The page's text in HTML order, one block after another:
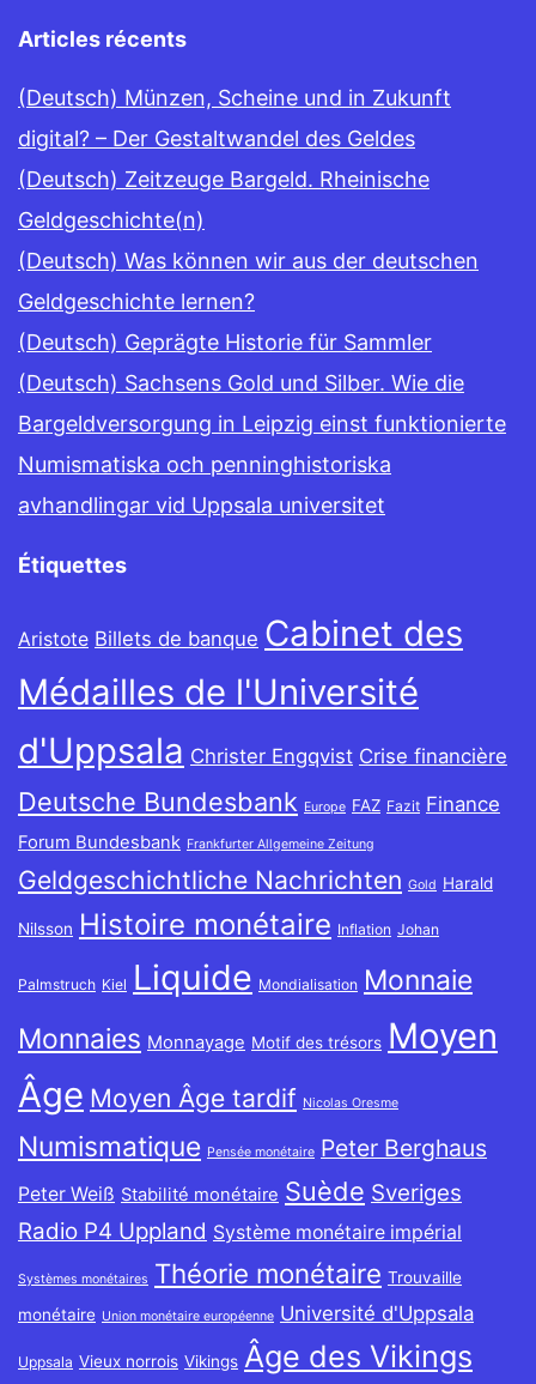
Articles récents
(Deutsch) Münzen, Scheine und in Zukunft
digital? – Der Gestaltwandel des Geldes
(Deutsch) Zeitzeuge Bargeld. Rheinische
Geldgeschichte(n)
(Deutsch) Was können wir aus der deutschen
Geldgeschichte lernen?
(Deutsch) Geprägte Historie für Sammler
(Deutsch) Sachsens Gold und Silber. Wie die
Bargeldversorgung in Leipzig einst funktionierte
Numismatiska och penninghistoriska
avhandlingar vid Uppsala universitet
Étiquettes
Aristote Billets de banque Cabinet des
Médailles de l'Université
d'Uppsala Christer Engqvist Crise financière
Deutsche Bundesbank Europe FAZ Fazit Finance
Forum Bundesbank Frankfurter Allgemeine Zeitung
Geldgeschichtliche Nachrichten Gold Harald
Nilsson Histoire monétaire Inflation Johan
Palmstruch Kiel Liquide Mondialisation Monnaie
Monnaies Monnayage Motif des trésors Moyen
Âge Moyen Âge tardif Nicolas Oresme
Numismatique Pensée monétaire Peter Berghaus
Peter Weiß Stabilité monétaire Suède Sveriges
Radio P4 Uppland Système monétaire impérial
Systèmes monétaires Théorie monétaire Trouvaille
monétaire Union monétaire européenne Université d'Uppsala
Uppsala Vieux norrois Vikings Âge des Vikings